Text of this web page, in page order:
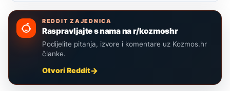
REDDIT ZAJEDNICA
Raspravljajte s nama na r/kozmoshr
Podijelite pitanja, izvore i komentare uz Kozmos.hr
članke.
Otvori Reddit